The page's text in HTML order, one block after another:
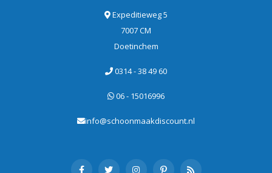
Expeditieweg 5
7007 CM
Doetinchem
0314 - 38 49 60
06 - 15016996
info@schoonmaakdiscount.nl